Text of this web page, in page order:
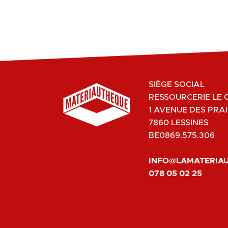
SIÈGE SOCIAL
RESSOURCERIE LE
1 AVENUE DES
7860 LESSINES
BE0869.575.306
078 05 02 25